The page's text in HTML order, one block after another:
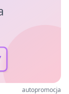
autopromocja